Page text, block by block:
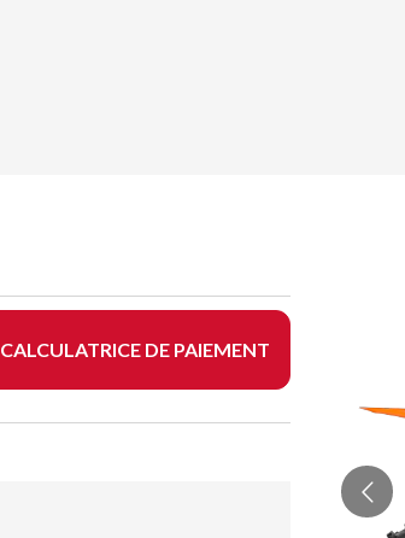
CALCULATRICE DE PAIEMENT